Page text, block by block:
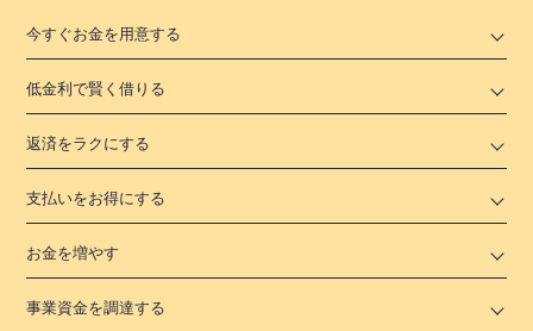
今すぐお金を用意する
低金利で賢く借りる
返済をラクにする
支払いをお得にする
お金を増やす
事業資金を調達する